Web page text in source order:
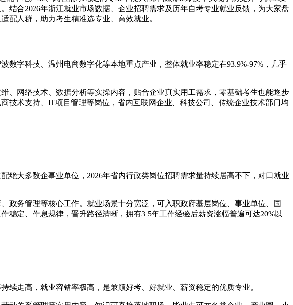
结合2026年浙江就业市场数据、企业招聘需求及历年自考专业就业反馈，为大家盘
配人群，助力考生精准选专业、高效就业。
数字科技、温州电商数字化等本地重点产业，整体就业率稳定在93.9%-97%，几乎
、网络技术、数据分析等实操内容，贴合企业真实用工需求，零基础考生也能逐步
技术支持、IT项目管理等岗位，省内互联网企业、科技公司、传统企业技术部门均
大多数企事业单位，2026年省内行政类岗位招聘需求量持续居高不下，对口就业
政务管理等核心工作。就业场景十分宽泛，可入职政府基层岗位、事业单位、国
定、作息规律，晋升路径清晰，拥有3-5年工作经验后薪资涨幅普遍可达20%以
续走高，就业容错率极高，是兼顾好考、好就业、薪资稳定的优质专业。